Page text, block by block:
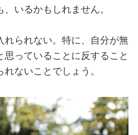
いるかもしれません。
れられない。特に、自分が無
っていることに反すること
ないことでしょう。